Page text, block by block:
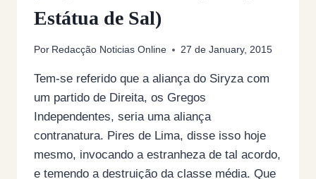
Estátua de Sal)
Por Redacção Noticias Online 27 de January, 2015
Tem-se referido que a aliança do Siryza com
um partido de Direita, os Gregos
Independentes, seria uma aliança
contranatura. Pires de Lima, disse isso hoje
mesmo, invocando a estranheza de tal acordo,
e temendo a destruição da classe média. Que